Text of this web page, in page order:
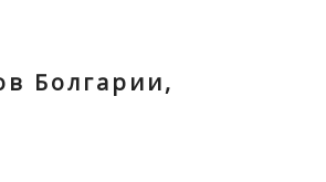
Болгарии,